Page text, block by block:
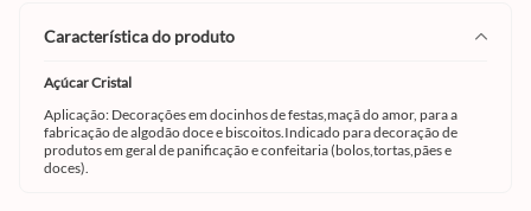
característica do produto
Açúcar Cristal
Aplicação: Decorações em docinhos de festas,maçã do amor, para a
fabricação de algodão doce e biscoitos.Indicado para decoração de
produtos em geral de panificação e confeitaria (bolos,tortas,pães e
doces).